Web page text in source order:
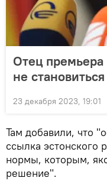
Отец
не
23 декабря 2023, 19:01
Там добавили, что
ссылка эстонского
нормы, которым,
решение".